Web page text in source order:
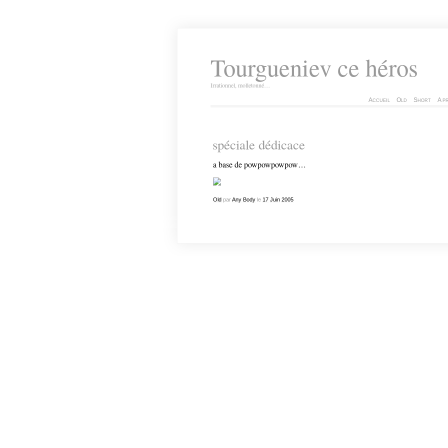
Tourgueniev ce héros
Irrationnel, molletonné…
Accueil Old Short A
spéciale dédicace
a base de powpowpowpow…
Old parAny Bodyle 17 Juin 2005